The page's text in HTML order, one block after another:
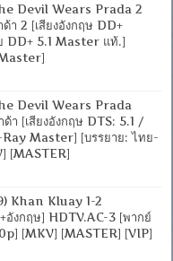
Devil Wears Prada 2
า 2 [เสียงอังกฤษ DD+
DD+ 5.1 Master แท้.]
Devil Wears Prada
า [เสียงอังกฤษ DTS: 5.1 /
Master] [บรรยาย: ไทย-
[MASTER]
Khan Kluay 1-2
อังกฤษ] HDTV.AC-3 [พากย์
[MKV] [MASTER] [VIP]